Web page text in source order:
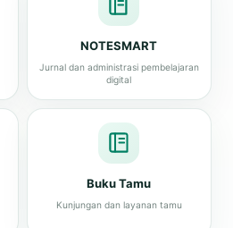
NOTESMART
Jurnal dan administrasi pembelajaran
digital
Buku Tamu
Kunjungan dan layanan tamu